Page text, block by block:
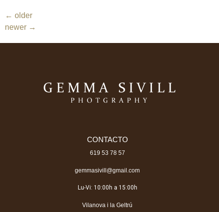
← older
newer →
CONTACTO
619 53 78 57
gemmasivill@gmail.com
Lu-Vi: 10:00h a 15:00h
Vilanova i la Geltrú